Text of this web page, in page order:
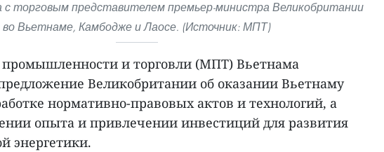
с торговым представителем премьер-министра Великобритании
во Вьетнаме, Камбодже и Лаосе. (Источник: МПТ)
и торговли (МПТ) Вьетнама
Великобритании об оказании Вьетнаму
нормативно-правовых актов и технологий, а
опыта и привлечении инвестиций для развития
энергетики.